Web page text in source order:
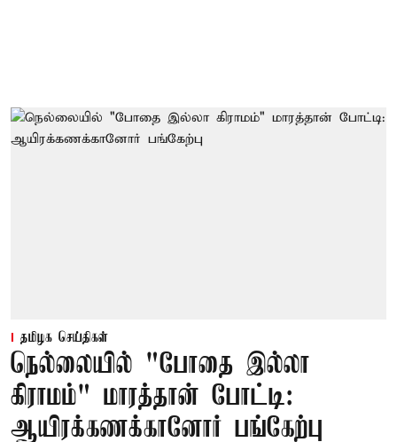
தமிழக செய்திகள்
நெல்லையில் "போதை இல்லா
கிராமம்" மாரத்தான் போட்டி:
ஆயிரக்கணக்கானோர் பங்கேற்பு